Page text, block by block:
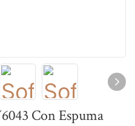
Con Espuma